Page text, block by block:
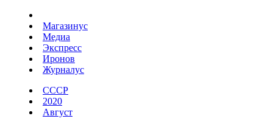
Магазинус
Медиа
Экспресс
Иронов
Журналус
СССР
2020
Август